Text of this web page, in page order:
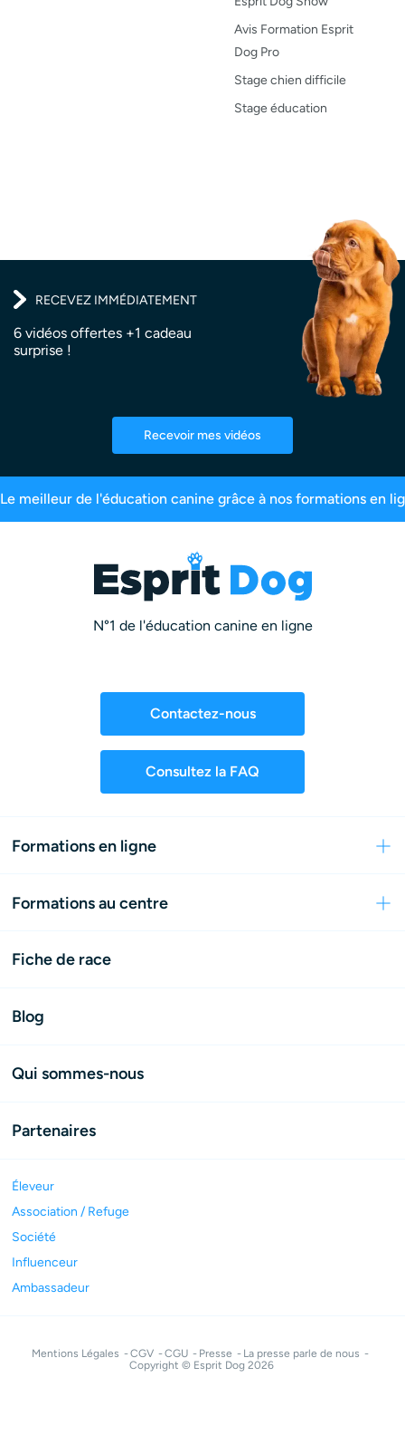
Avis Formation Esprit
Dog Pro
Stage chien difficile
Stage éducation
RECEVEZ IMMÉDIATEMENT
6 vidéos offertes +1 cadeau
surprise !
Recevoir mes vidéos
Plus de 200 000 maîtres inscrits 99,6% de
N°1 de l'éducation canine en ligne
Contactez-nous
Consultez la FAQ
Formations en ligne
Formations au centre
Fiche de race
Blog
Qui sommes-nous
Partenaires
Éleveur
Association / Refuge
Société
Influenceur
Ambassadeur
Mentions Légales CGV CGU Presse
La presse parle de nous
Copyright © Esprit Dog 2026